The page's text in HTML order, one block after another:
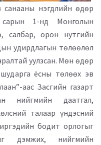
нэгдлийн өдөр
1-нд Монголын
салбар, орон нутгийн
удирдлагын төлөөлөл
уулзсан. Мөн өдөр
ёсны төлөөх эв
аас Засгийн газарт
нийгмийн даатгал,
талаар үндэсний
бодит орлогыг
дэмжих, нийгмийн